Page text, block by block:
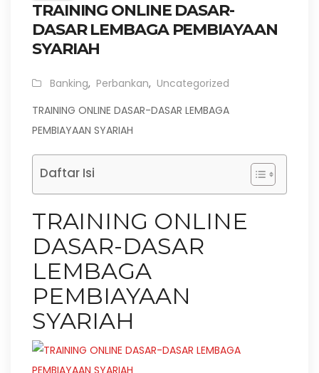
TRAINING ONLINE DASAR-
DASAR LEMBAGA PEMBIAYAAN
SYARIAH
Banking, Perbankan, Uncategorized
TRAINING ONLINE DASAR-DASAR LEMBAGA
PEMBIAYAAN SYARIAH
Daftar Isi
TRAINING ONLINE
DASAR-DASAR
LEMBAGA
PEMBIAYAAN
SYARIAH